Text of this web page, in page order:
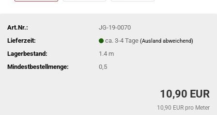
Art.Nr.:
JG-19-0070
Lieferzeit:
ca. 3-4 Tage(Ausland abweichend)
Lagerbestand: 1.4 m
Mindestbestellmenge:
0,5
10,90 EUR
10,90 EUR pro Meter